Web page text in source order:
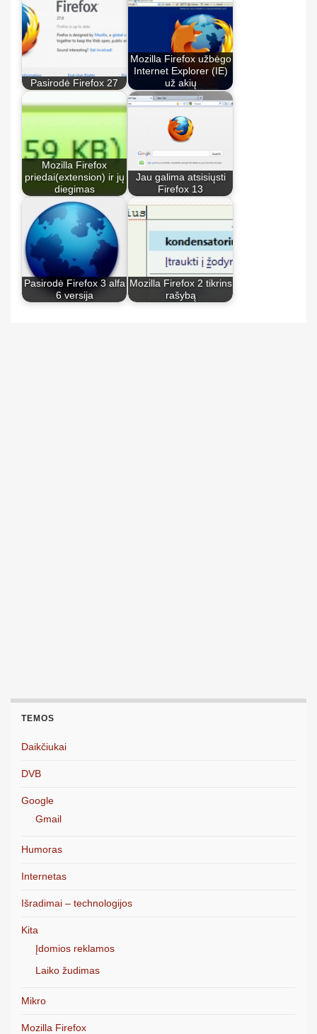
Pasirodė Firefox 27
Mozilla Firefox užbėgo
Internet Explorer (IE)
už akių
Mozilla Firefox
priedai(extension) ir jų
diegimas
Jau galima atsisiųsti
Firefox 13
Pasirodė Firefox 3 alfa
6 versija
Mozilla Firefox 2 tikrins
rašybą
TEMOS
Daikčiukai
DVB
Google
Gmail
Humoras
Internetas
Išradimai – technologijos
Kita
Įdomios reklamos
Laiko žudimas
Mikro
Mozilla Firefox